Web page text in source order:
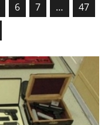
6 7 …
47